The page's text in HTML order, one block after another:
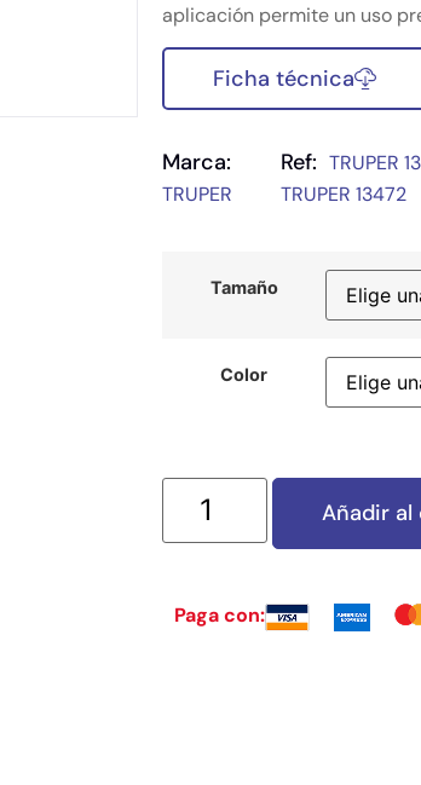
aplicación permite un uso
Ficha técnica
Marca:
TRUPER
Ref: TRUPER
TRUPER 13472
Tamaño
Color
Añadir
Paga con: